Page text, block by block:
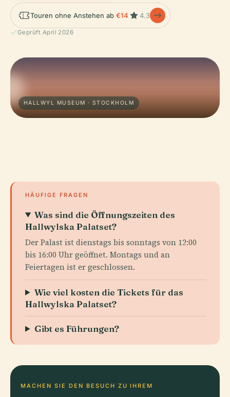
Touren ohne Anstehen ab €14 4.3
Geprüft April 2026
HALLWYL MUSEUM · STOCKHOLM
HÄUFIGE FRAGEN
Was sind die Öffnungszeiten des
Hallwylska Palatset?
Der Palast ist dienstags bis sonntags von 12:00
bis 16:00 Uhr geöffnet. Montags und an
Feiertagen ist er geschlossen.
Wie viel kosten die Tickets für das
Hallwylska Palatset?
Gibt es Führungen?
MACHEN SIE DEN BESUCH ZU IHREM